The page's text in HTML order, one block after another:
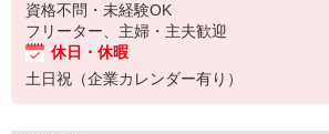
資格不問・未経験OK
フリーター、主婦・主夫歓迎
休日・休暇
土日祝（企業カレンダー有り）